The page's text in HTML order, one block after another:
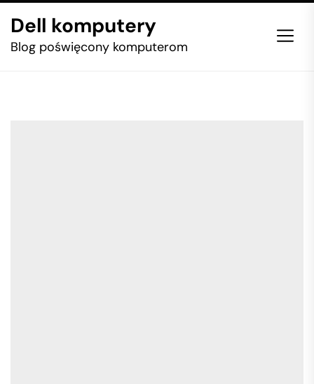
the
Dell komputery
Blog poświęcony komputerom